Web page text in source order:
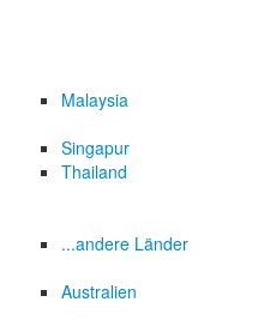
Malaysia
Singapur
Thailand
...andere Länder
Australien